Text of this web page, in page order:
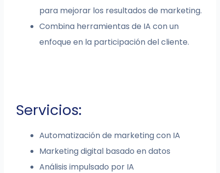
para mejorar los resultados de marketing.
Combina herramientas de IA con un
enfoque en la participación del cliente.
Servicios:
Automatización de marketing con IA
Marketing digital basado en datos
Análisis impulsado por IA